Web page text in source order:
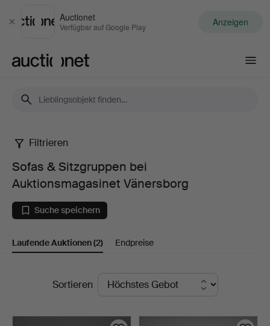
Schließen
Auctionet
Verfügbar auf Google Play Anzeigen
Sofas
Sitzgruppen
bei
Vänersborg
Filtrieren
Sofas & Sitzgruppen bei
Auktionsmagasinet Vänersborg
Suche speichern
Laufende Auktionen(2) Endpreise
LaufendeSortieren